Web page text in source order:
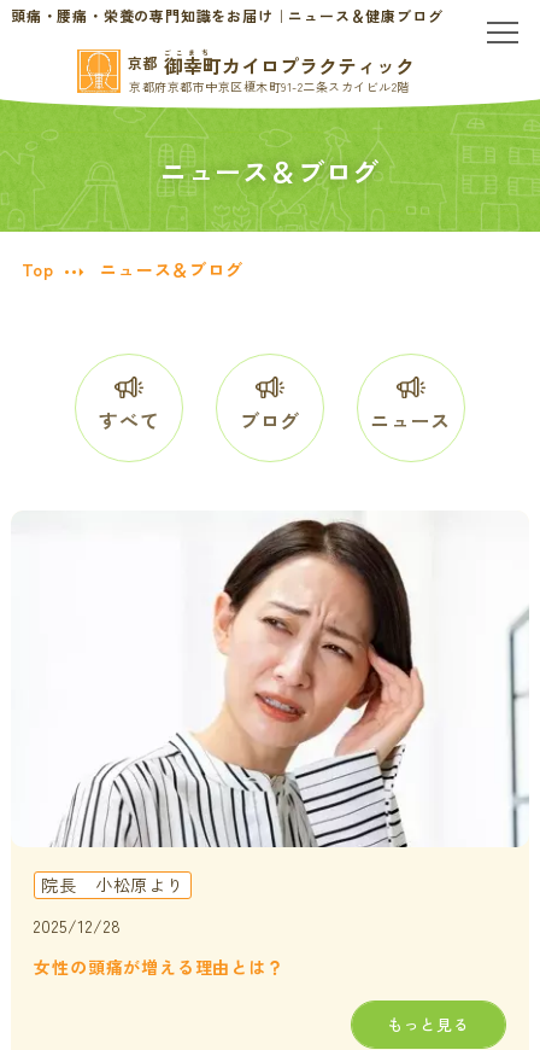
頭痛・腰痛・栄養の専門知識をお届け｜ニュース＆健康ブログ
京都 ごこまち
御幸町カイロプラクティック
京都府京都市中京区榎木町91-2二条スカイビル2階
TOP
当院のご案内
慢性的なお悩みの方へ
慢性的な頭痛・首こり
貧血・低血糖・疲れやすさ
オフィスワークの体の悩み
家事・育児でたまる体の疲れ
年齢とともに変わる体調サポート
血液検査でわかるあなたの健康サイン
患者様の声
分子栄養学/オーソモレキュラー
分子整合栄養医学／オーソモレキュラーとは
分子整合栄養医学／オーソモレキュラーの血液検査と栄養療法
体調不良で異常無しといわれてしまうのは？
はじめての栄養相談はこちら
分子整合栄養医学を勉強したい方に
ニュース＆ブログ
Top ニュース＆ブログ
すべて ブログ ニュース
院長 小松原より
2025/12/28
女性の頭痛が増える理由とは？
もっと見る